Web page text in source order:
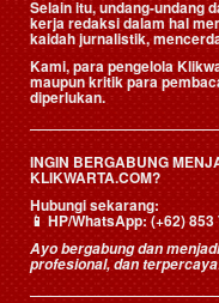
Selain itu, undang-undang
kerja redaksi dalam hal
kaidah jurnalistik,
Kami, para pengelola
maupun kritik para
diperlukan.
INGIN BERGABUNG
KLIKWARTA.COM?
Hubungi sekarang:
📱HP/WhatsApp:(+62)
Ayo bergabung dan
profesional, dan